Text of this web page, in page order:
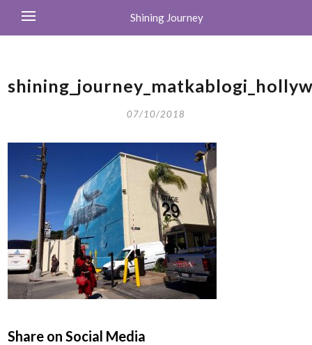
Shining Journey
07/10/2018
Share on Social Media